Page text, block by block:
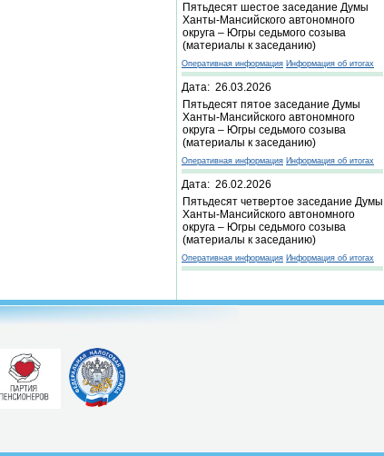
Пятьдесят шестое заседание Думы
Ханты-Мансийского автономного
округа – Югры седьмого созыва
(материалы к заседанию)
Оперативная информация Информация об итогах
Дата: 26.03.2026
Пятьдесят пятое заседание Думы
Ханты-Мансийского автономного
округа – Югры седьмого созыва
(материалы к заседанию)
Оперативная информация Информация об итогах
Дата: 26.02.2026
Пятьдесят четвертое заседание Думы
Ханты-Мансийского автономного
округа – Югры седьмого созыва
(материалы к заседанию)
Оперативная информация Информация об итогах